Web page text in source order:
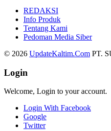
REDAKSI
Info Produk
Tentang Kami
Pedoman Media Siber
© 2026 UpdateKaltim.Com PT.
Login
Welcome, Login to your account.
Login With Facebook
Google
Twitter